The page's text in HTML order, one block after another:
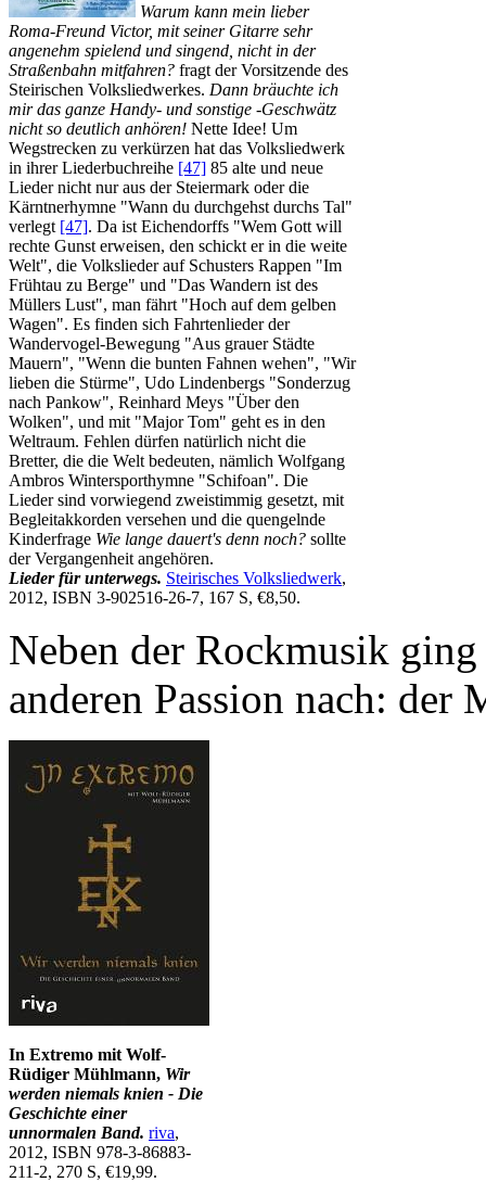
Warum kann mein lieber
Roma-Freund Victor, mit seiner Gitarre sehr
angenehm spielend und singend, nicht in der
Straßenbahn mitfahren? fragt der Vorsitzende des
Steirischen Volksliedwerkes. Dann bräuchte ich
mir das ganze Handy- und sonstige -Geschwätz
nicht so deutlich anhören! Nette Idee! Um
Wegstrecken zu verkürzen hat das Volksliedwerk
in ihrer Liederbuchreihe [47] 85 alte und neue
Lieder nicht nur aus der Steiermark oder die
Kärntnerhymne "Wann du durchgehst durchs Tal"
verlegt [47]. Da ist Eichendorffs "Wem Gott will
rechte Gunst erweisen, den schickt er in die weite
Welt", die Volkslieder auf Schusters Rappen "Im
Frühtau zu Berge" und "Das Wandern ist des
Müllers Lust", man fährt "Hoch auf dem gelben
Wagen". Es finden sich Fahrtenlieder der
Wandervogel-Bewegung "Aus grauer Städte
Mauern", "Wenn die bunten Fahnen wehen", "Wir
lieben die Stürme", Udo Lindenbergs "Sonderzug
nach Pankow", Reinhard Meys "Über den
Wolken", und mit "Major Tom" geht es in den
Weltraum. Fehlen dürfen natürlich nicht die
Bretter, die die Welt bedeuten, nämlich Wolfgang
Ambros Wintersporthymne "Schifoan". Die
Lieder sind vorwiegend zweistimmig gesetzt, mit
Begleitakkorden versehen und die quengelnde
Kinderfrage Wie lange dauert's denn noch? sollte
der Vergangenheit angehören.
Lieder für unterwegs. Steirisches Volksliedwerk,
2012, ISBN 3-902516-26-7, 167 S, €8,50.
Neben der Rockmusik
anderen Passion nach: der
In Extremo mit Wolf-
Rüdiger Mühlmann, Wir
werden niemals knien - Die
Geschichte einer
unnormalen Band. riva,
2012, ISBN 978-3-86883-
211-2, 270 S, €19,99.